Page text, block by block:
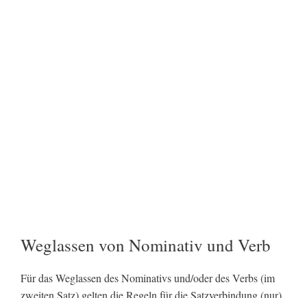
Weglassen von Nominativ und Verb
Für das Weglassen des Nominativs und/oder des Verbs (im
zweiten Satz) gelten die Regeln für die Satzverbindung (nur)